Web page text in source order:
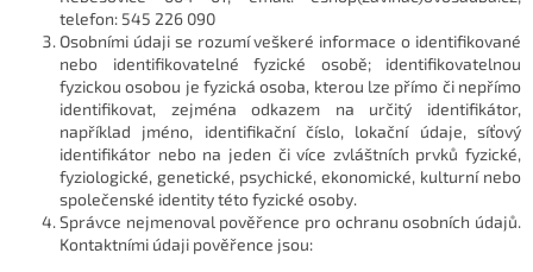
telefon: 545 226 090
Osobními údaji se rozumí veškeré informace o identifikované
nebo identifikovatelné fyzické osobě; identifikovatelnou
fyzickou osobou je fyzická osoba, kterou lze přímo či nepřímo
identifikovat, zejména odkazem na určitý identifikátor,
například jméno, identifikační číslo, lokační údaje, síťový
identifikátor nebo na jeden či více zvláštních prvků fyzické,
fyziologické, genetické, psychické, ekonomické, kulturní nebo
společenské identity této fyzické osoby.
Správce nejmenoval pověřence pro ochranu osobních údajů.
Kontaktními údaji pověřence jsou: